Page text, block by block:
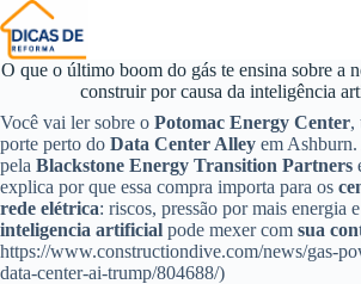
O que o último boom do gás te ensina sobre a
construir por causa da inteligência
Você vai ler sobre o Potomac Energy Center,
porte perto do Data Center Alley em
pela Blackstone Energy Transition Partners
explica por que essa compra importa para os
rede elétrica: riscos, pressão por mais energia
inteligencia artificial pode mexer com sua
https://www.constructiondive.com/news/gas-
data-center-ai-trump/804688/)